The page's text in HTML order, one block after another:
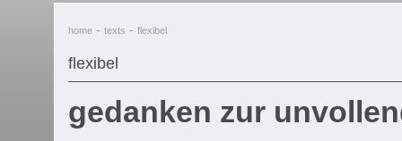
home - texts - flexibel
flexibel
gedanken zur